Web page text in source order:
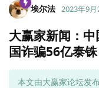
埃尔法 2023年9月
大赢家新闻：
国诈骗56亿泰铢
本文由大赢家论坛发